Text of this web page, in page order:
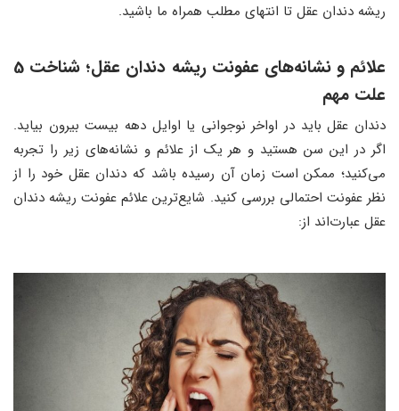
ریشه دندان عقل تا انتهای مطلب همراه ما باشید.
علائم و نشانه‌های عفونت ریشه دندان عقل؛ شناخت 5
علت مهم
دندان عقل باید در اواخر نوجوانی یا اوایل دهه بیست بیرون بیاید.
اگر در این سن هستید و هر یک از علائم و نشانه‌های زیر را تجربه
می‌کنید؛ ممکن است زمان آن رسیده باشد که دندان عقل خود را از
نظر عفونت احتمالی بررسی کنید. شایع‌ترین علائم عفونت ریشه دندان
عقل عبارت‌اند از: